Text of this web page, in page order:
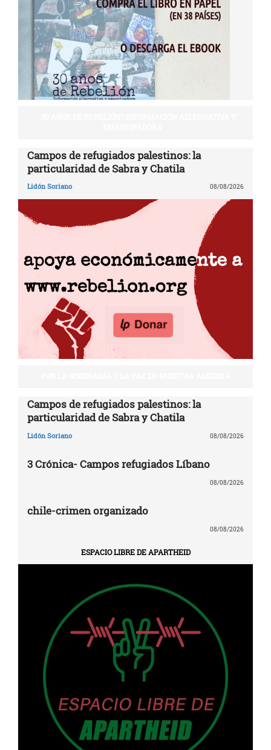
Campos de refugiados palestinos: la
particularidad de Sabra y Chatila
Lidón Soriano 08/08/2026
Campos de refugiados palestinos: la
particularidad de Sabra y Chatila
Lidón Soriano 08/08/2026
3 Crónica- Campos refugiados Líbano
08/08/2026
chile-crimen organizado
08/08/2026
ESPACIO LIBRE DE APARTHEID